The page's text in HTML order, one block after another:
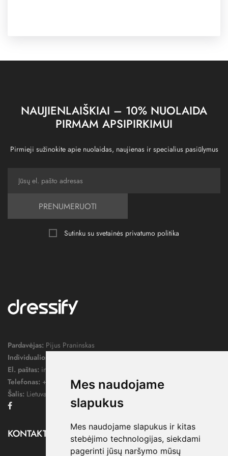
Mes naudojame
slapukus
Mes naudojame slapukus ir kitas
stebėjimo technologijas, siekdami
pagerinti jūsų naršymo mūsų
NAUJIENLAIŠKIAI – 10% NUOLAIDA
PIRMAM APSIPIRKIMUI
Pirmieji sužinokite apie nuolaidas, naujienas ir specialius pasiūlymus
PRENUMERUOTI
Sutinku su svetainės privatumo politika
Pardavėjas: Pijus Praninskas
Individualios veiklos pažymos nr.:
El. paštas: info@dressify.lt
Telefonas: +370 676 78578
Šalis: Lietuva
KONTAKTAI